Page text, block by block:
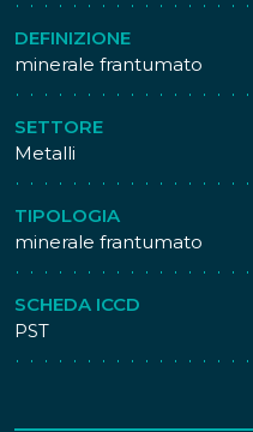
DEFINIZIONE
minerale frantumato
SETTORE
Metalli
TIPOLOGIA
minerale frantumato
SCHEDA ICCD
PST